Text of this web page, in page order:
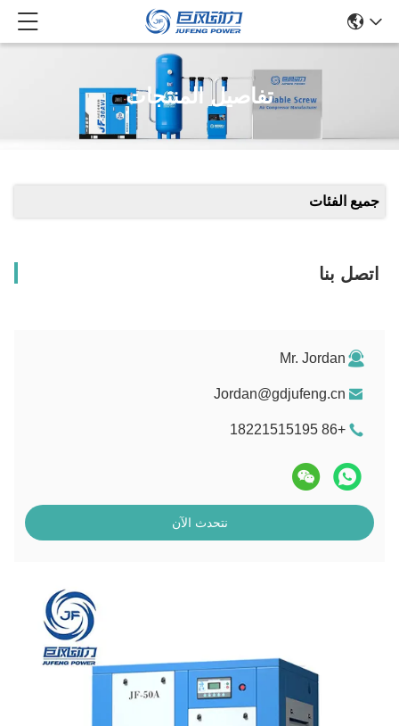
تفاصيل المنتجات
جميع الفئات
اتصل بنا
Mr. Jordan
Jordan@gdjufeng.cn
+86 18221515195
نتحدث الآن